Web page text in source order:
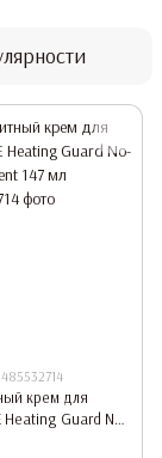
крем для
Heating Guard No-
147 мл